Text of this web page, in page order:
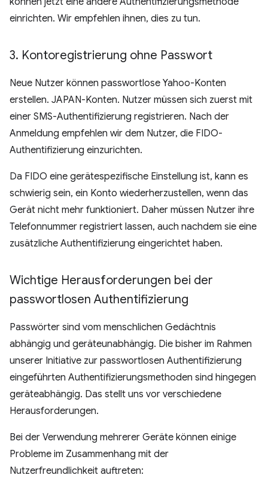
einrichten. Wir empfehlen ihnen, dies zu tun.
3. Kontoregistrierung ohne Passwort
Neue Nutzer können passwortlose Yahoo-Konten
erstellen. JAPAN-Konten. Nutzer müssen sich zuerst mit
einer SMS-Authentifizierung registrieren. Nach der
Anmeldung empfehlen wir dem Nutzer, die FIDO-
Authentifizierung einzurichten.
Da FIDO eine gerätespezifische Einstellung ist, kann es
schwierig sein, ein Konto wiederherzustellen, wenn das
Gerät nicht mehr funktioniert. Daher müssen Nutzer ihre
Telefonnummer registriert lassen, auch nachdem sie eine
zusätzliche Authentifizierung eingerichtet haben.
Wichtige Herausforderungen bei der
passwortlosen Authentifizierung
Passwörter sind vom menschlichen Gedächtnis
abhängig und geräteunabhängig. Die bisher im Rahmen
unserer Initiative zur passwortlosen Authentifizierung
eingeführten Authentifizierungsmethoden sind hingegen
geräteabhängig. Das stellt uns vor verschiedene
Herausforderungen.
Bei der Verwendung mehrerer Geräte können einige
Probleme im Zusammenhang mit der
Nutzerfreundlichkeit auftreten: